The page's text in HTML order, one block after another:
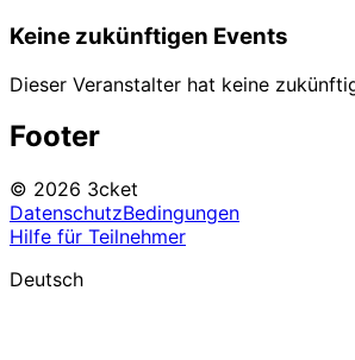
Keine zukünftigen Events
Dieser Veranstalter hat keine
Footer
© 2026 3cket
DatenschutzBedingungen
Hilfe für Teilnehmer
Deutsch